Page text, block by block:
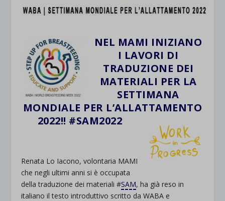
NEL MAMI INIZIANO
I LAVORI DI
TRADUZIONE DEI
MATERIALI PER LA
SETTIMANA
MONDIALE PER L’ALLATTAMENTO
2022!! #SAM2022
Renata Lo Iacono, volontaria MAMI
che negli ultimi anni si è occupata
della traduzione dei materiali #SAM, ha già reso in
italiano il testo introduttivo scritto da WABA e